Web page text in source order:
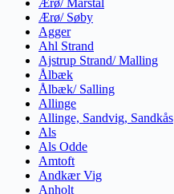
Ærø/ Marstal
Ærø/ Søby
Agger
Ahl Strand
Ajstrup Strand/ Malling
Ålbæk
Ålbæk/ Salling
Allinge
Allinge, Sandvig, Sandkås
Als
Als Odde
Amtoft
Andkær Vig
Anholt